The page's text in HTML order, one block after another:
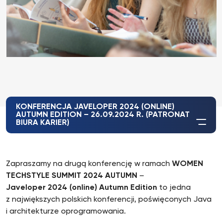
KONFERENCJA JAVELOPER 2024 (ONLINE)
AUTUMN EDITION – 26.09.2024 R. (PATRONAT
BIURA KARIER)
Zapraszamy na drugą konferencję w ramach WOMEN
TECHSTYLE SUMMIT 2024 AUTUMN –
Javeloper 2024 (online) Autumn Edition to jedna
z największych polskich konferencji, poświęconych Java
i architekturze oprogramowania.